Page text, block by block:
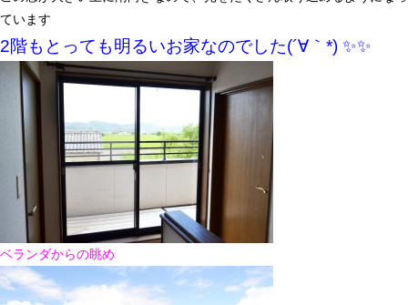
ています
2階もとっても明るいお家なのでした(´∀｀*) ✨✨
ベランダからの眺め